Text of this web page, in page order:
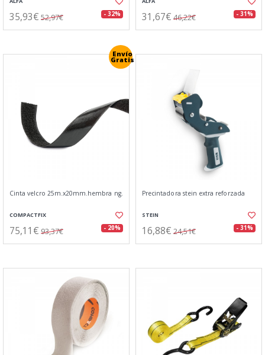
35,93€ 52,97€ - 32% 31,67€ 46,22€ - 31%
Envío
Gratis
Cinta velcro 25m.x20mm.hembra ng.
COMPACTFIX
75,11€ 93,37€ - 20%
Precintadora stein extra reforzada
STEIN
16,88€ 24,51€ - 31%